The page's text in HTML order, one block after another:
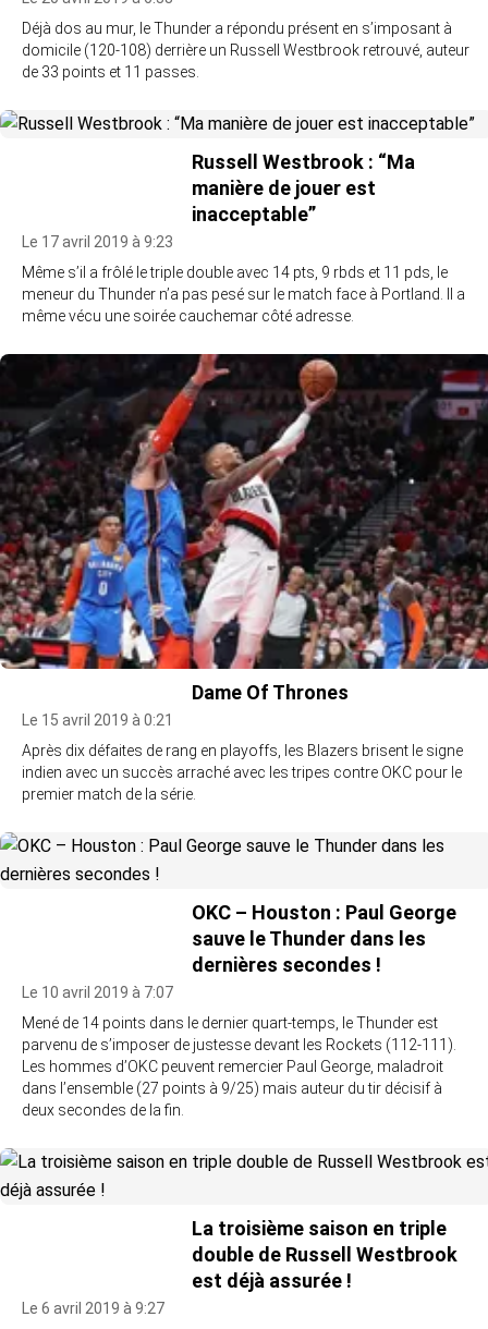
Déjà dos au mur, le Thunder a répondu présent en s’imposant à
domicile (120-108) derrière un Russell Westbrook retrouvé, auteur
de 33 points et 11 passes.
Russell Westbrook : “Ma
manière de jouer est
inacceptable”
Le 17 avril 2019 à 9:23
Même s’il a frôlé le triple double avec 14 pts, 9 rbds et 11 pds, le
meneur du Thunder n’a pas pesé sur le match face à Portland. Il a
même vécu une soirée cauchemar côté adresse.
Dame Of Thrones
Le 15 avril 2019 à 0:21
Après dix défaites de rang en playoffs, les Blazers brisent le signe
indien avec un succès arraché avec les tripes contre OKC pour le
premier match de la série.
OKC – Houston : Paul George
sauve le Thunder dans les
dernières secondes !
Le 10 avril 2019 à 7:07
Mené de 14 points dans le dernier quart-temps, le Thunder est
parvenu de s’imposer de justesse devant les Rockets (112-111).
Les hommes d’OKC peuvent remercier Paul George, maladroit
dans l’ensemble (27 points à 9/25) mais auteur du tir décisif à
deux secondes de la fin.
La troisième saison en triple
double de Russell Westbrook
est déjà assurée !
Le 6 avril 2019 à 9:27